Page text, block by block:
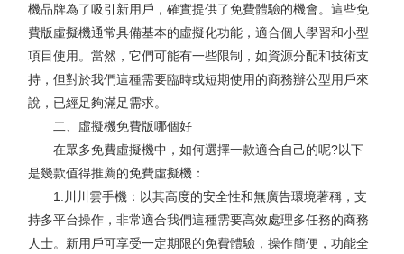
機品牌為了吸引新用戶，確實提供了免費體驗的機會。這些免
費版虛擬機通常具備基本的虛擬化功能，適合個人學習和小型
項目使用。當然，它們可能有一些限制，如資源分配和技術支
持，但對於我們這種需要臨時或短期使用的商務辦公型用戶來
說，已經足夠滿足需求。
二、虛擬機免費版哪個好
在眾多免費虛擬機中，如何選擇一款適合自己的呢?以下
是幾款值得推薦的免費虛擬機：
1.川川雲手機：以其高度的安全性和無廣告環境著稱，支
持多平台操作，非常適合我們這種需要高效處理多任務的商務
人士。新用戶可享受一定期限的免費體驗，操作簡便，功能全